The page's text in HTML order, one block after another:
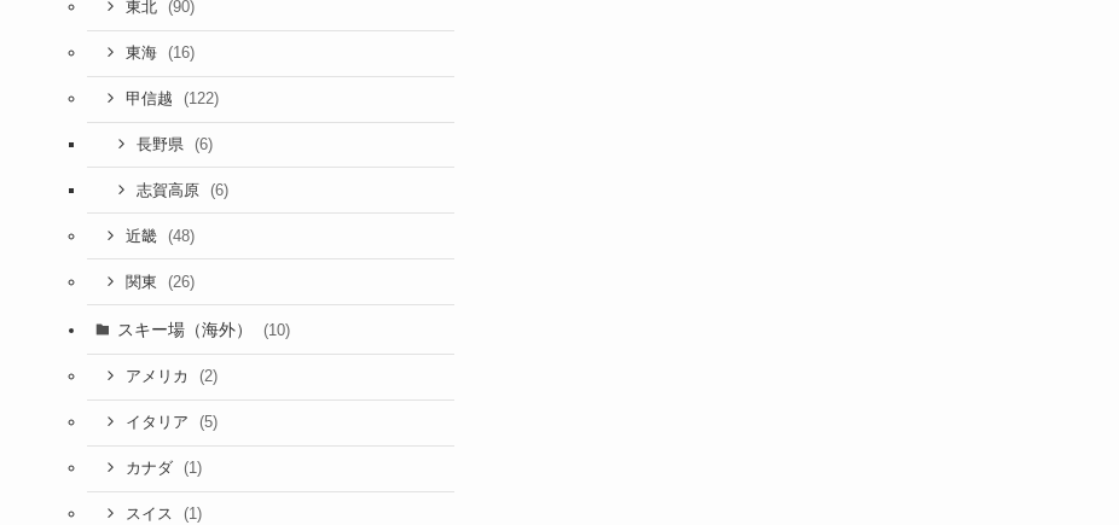
東北 (90)
東海 (16)
甲信越 (122)
長野県 (6)
志賀高原 (6)
近畿 (48)
関東 (26)
スキー場（海外） (10)
アメリカ (2)
イタリア (5)
カナダ (1)
スイス (1)